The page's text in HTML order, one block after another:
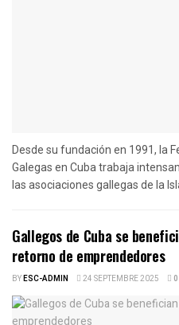
Desde su fundación en 1991, la
Galegas en Cuba trabaja
las asociaciones gallegas de la
Gallegos de Cuba se
retorno de emprendedores
BYESC-ADMIN 24 SEPTEMBRE 2025 0